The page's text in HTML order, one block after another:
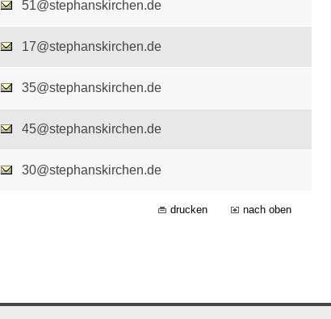
51@stephanskirchen.de
17@stephanskirchen.de
35@stephanskirchen.de
45@stephanskirchen.de
30@stephanskirchen.de
drucken nach oben